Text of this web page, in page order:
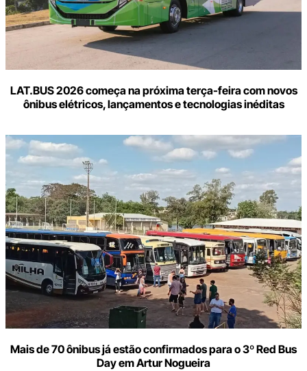
LAT.BUS 2026 começa na próxima terça-feira com novos
ônibus elétricos, lançamentos e tecnologias inéditas
Mais de 70 ônibus já estão confirmados para o 3º Red Bus
Day em Artur Nogueira